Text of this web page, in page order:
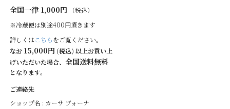
全国一律 1,000円 （税込）
※冷蔵便は別途400円頂きます
詳しくはこちらをご覧ください。
なお 15,000円 (税込) 以上お買い上
げいただいた場合、 全国送料無料
となります。
ご連絡先
ショップ名 : カーサ ブォーナ